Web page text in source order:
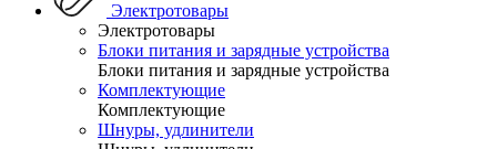
Электротовары
Электротовары
Блоки питания и зарядные устройства
Блоки питания и зарядные устройства
Комплектующие
Комплектующие
Шнуры, удлинители